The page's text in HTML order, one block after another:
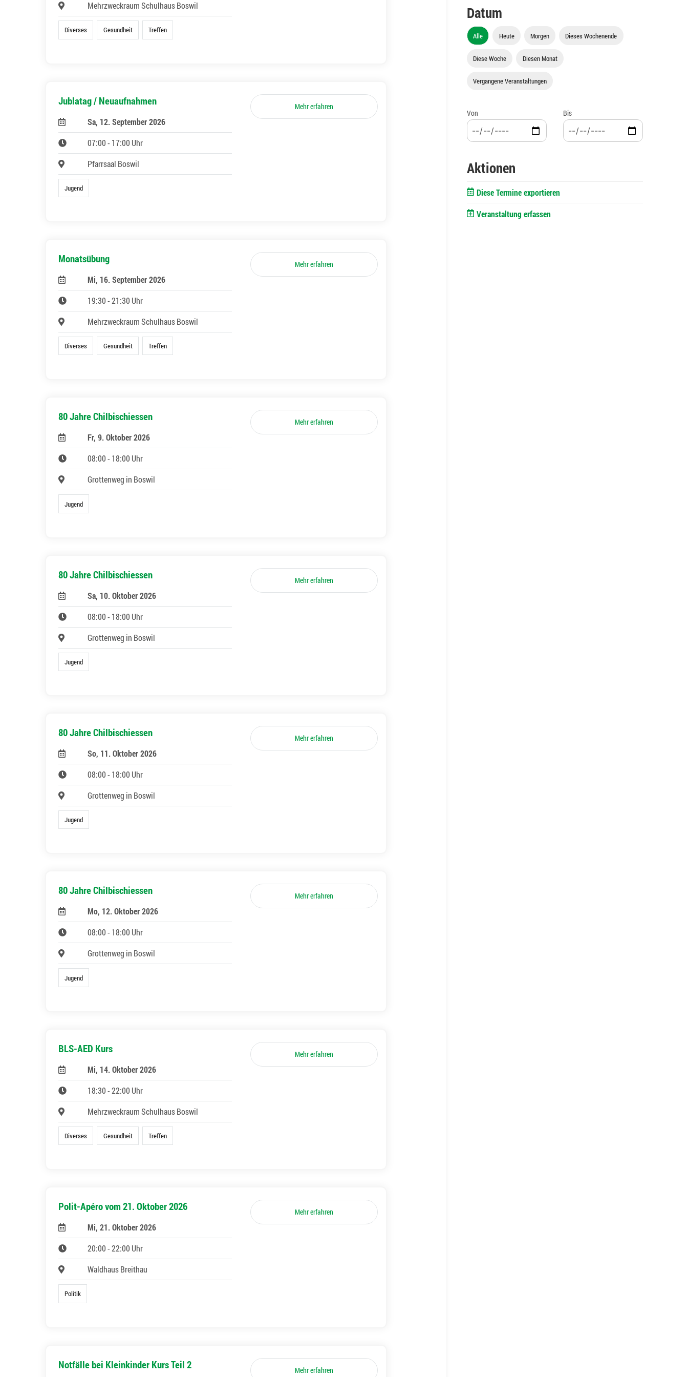
Mehrzweckraum Schulhaus Boswil
Diverses Gesundheit Treffen
Jublatag / Neuaufnahmen
Sa, 12. September 2026
07:00 - 17:00 Uhr
Pfarrsaal Boswil
Jugend
Mehr erfahren
Monatsübung
Mi, 16. September 2026
19:30 - 21:30 Uhr
Mehrzweckraum Schulhaus Boswil
Diverses Gesundheit Treffen
Mehr erfahren
80 Jahre Chilbischiessen
Fr, 9. Oktober 2026
08:00 - 18:00 Uhr
Grottenweg in Boswil
Jugend
Mehr erfahren
80 Jahre Chilbischiessen
Sa, 10. Oktober 2026
08:00 - 18:00 Uhr
Grottenweg in Boswil
Jugend
Mehr erfahren
80 Jahre Chilbischiessen
So, 11. Oktober 2026
08:00 - 18:00 Uhr
Grottenweg in Boswil
Jugend
Mehr erfahren
80 Jahre Chilbischiessen
Mo, 12. Oktober 2026
08:00 - 18:00 Uhr
Grottenweg in Boswil
Jugend
Mehr erfahren
BLS-AED Kurs
Mi, 14. Oktober 2026
18:30 - 22:00 Uhr
Mehrzweckraum Schulhaus Boswil
Diverses Gesundheit Treffen
Mehr erfahren
Polit-Apéro vom 21. Oktober 2026
Mi, 21. Oktober 2026
20:00 - 22:00 Uhr
Waldhaus Breithau
Politik
Mehr erfahren
Notfälle bei Kleinkinder Kurs Teil 2 Mehr erfahren
Datum
Alle Heute Morgen Dieses Wochenende
Diese Woche Diesen Monat
Vergangene Veranstaltungen
Von Bis
Aktionen
Diese Termine exportieren
Veranstaltung erfassen